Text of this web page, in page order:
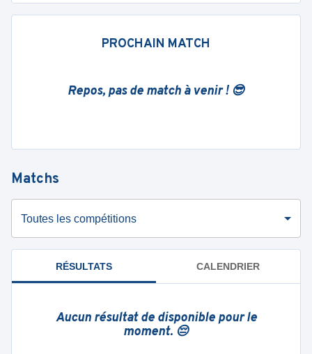
PROCHAIN MATCH
Repos, pas de match à venir ! 😎
Matchs
Toutes les compétitions
RÉSULTATS CALENDRIER
Aucun résultat de disponible pour le
moment. 😔